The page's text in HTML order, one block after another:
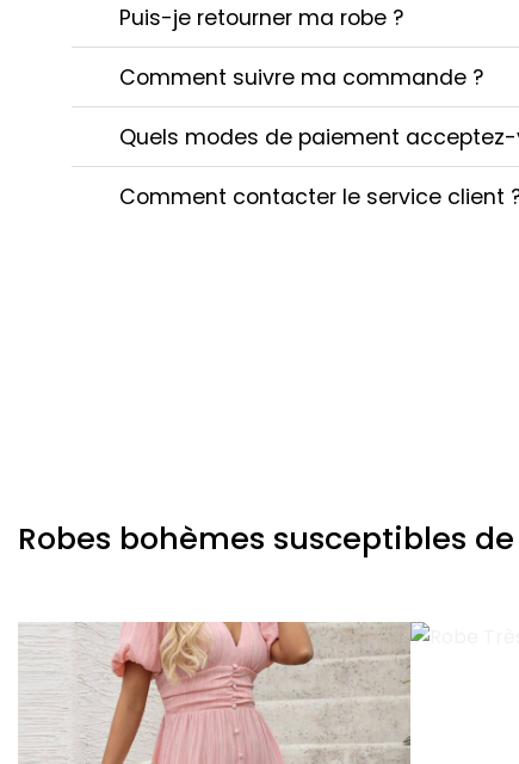
Puis-je retourner ma robe ?
Comment suivre ma commande ?
Quels modes de paiement acceptez-
Comment contacter le service client
Robes bohèmes susceptibles